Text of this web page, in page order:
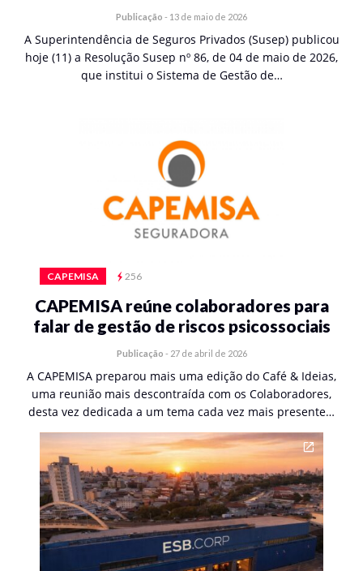
Publicação - 13 de maio de 2026
A Superintendência de Seguros Privados (Susep) publicou
hoje (11) a Resolução Susep nº 86, de 04 de maio de 2026,
que institui o Sistema de Gestão de…
CAPEMISA 256
CAPEMISA reúne colaboradores para
falar de gestão de riscos psicossociais
Publicação - 27 de abril de 2026
A CAPEMISA preparou mais uma edição do Café & Ideias,
uma reunião mais descontraída com os Colaboradores,
desta vez dedicada a um tema cada vez mais presente…